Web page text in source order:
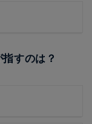
すのは？